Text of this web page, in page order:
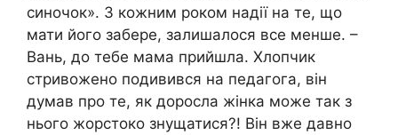
синочок». З кожним роком надії на те, що
мати його забере, залишалося все менше. –
Вань, до тебе мама прийшла. Хлопчик
стривожено подивився на педагога, він
думав про те, як доросла жінка може так з
нього жорстоко знущатися?! Він вже давно